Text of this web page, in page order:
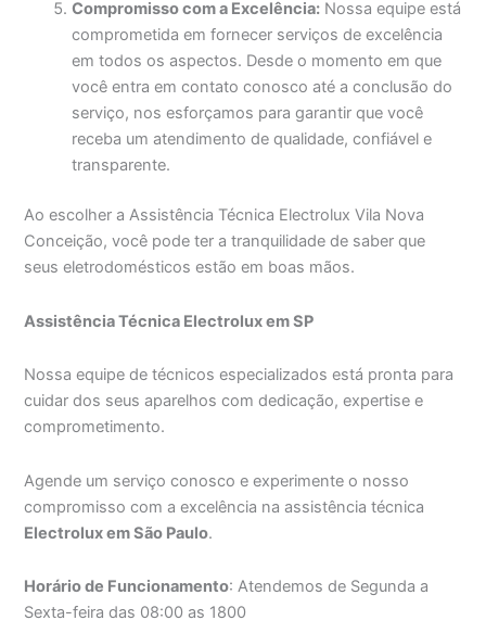
Compromisso com a Excelência: Nossa equipe está
comprometida em fornecer serviços de excelência
em todos os aspectos. Desde o momento em que
você entra em contato conosco até a conclusão do
serviço, nos esforçamos para garantir que você
receba um atendimento de qualidade, confiável e
transparente.
Ao escolher a Assistência Técnica Electrolux Vila Nova
Conceição, você pode ter a tranquilidade de saber que
seus eletrodomésticos estão em boas mãos.
Assistência Técnica Electrolux em SP
Nossa equipe de técnicos especializados está pronta para
cuidar dos seus aparelhos com dedicação, expertise e
comprometimento.
Agende um serviço conosco e experimente o nosso
compromisso com a excelência na assistência técnica
Electrolux em São Paulo.
Horário de Funcionamento: Atendemos de Segunda a
Sexta-feira das 08:00 as 1800